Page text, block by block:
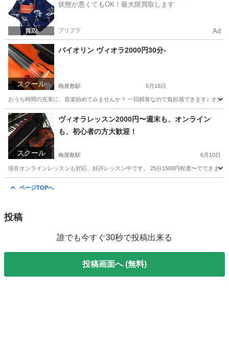
状態が悪くてもOK！最大限買取します
プリフラ Ad
スクール
バイオリン ヴィオラ2000円30分-
梅屋敷駅 5月18日
おうち時間の充実に、音楽始めてみませんか？ 一回精算なので負担感できます♪ オン
東京 大田区 梅屋敷駅 レッスン
スクール
ヴィオラレッスン2000円〜週末も、オンライン
も、初心者の方大歓迎！
梅屋敷駅 6月10日
現在オンラインレッスンも対応、好評レッスン中です。 25分1500円程度〜でできま
ページTOPへ
投稿
誰でも今すぐ30秒で投稿出来る
投稿画面へ (無料)